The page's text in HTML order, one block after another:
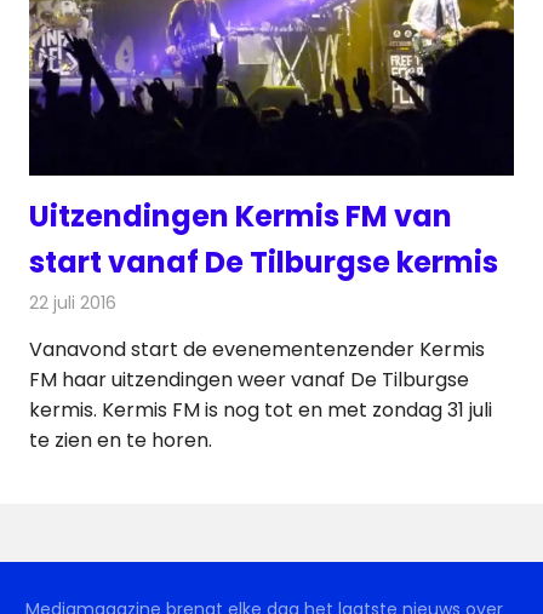
Uitzendingen Kermis FM van
start vanaf De Tilburgse kermis
22 juli 2016
Vanavond start de evenementenzender Kermis
FM haar uitzendingen weer vanaf De Tilburgse
kermis. Kermis FM is nog tot en met zondag 31 juli
te zien en te horen.